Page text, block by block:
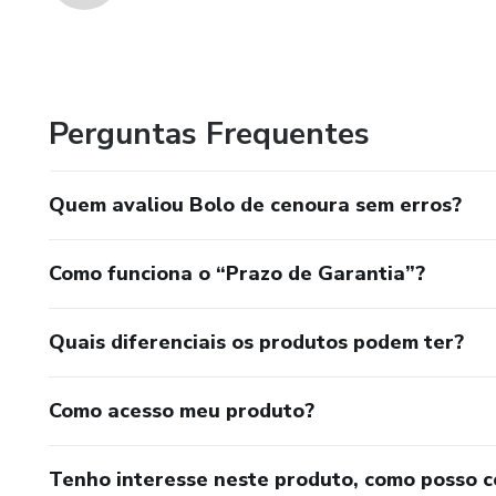
Perguntas Frequentes
Quem avaliou Bolo de cenoura sem erros?
Como funciona o “Prazo de Garantia”?
Quais diferenciais os produtos podem ter?
Como acesso meu produto?
Tenho interesse neste produto, como posso